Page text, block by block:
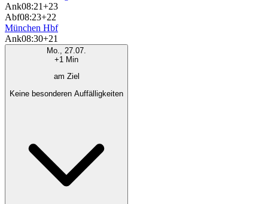
Ank08:21+23
Abf08:23+22
München Hbf
Ank08:30+21
Mo., 27.07.
+1 Min
am Ziel
Keine besonderen Auffälligkeiten